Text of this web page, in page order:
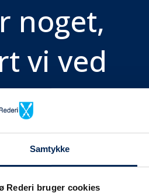
Samtykke
Rederi bruger cookies
noget,
vi ved